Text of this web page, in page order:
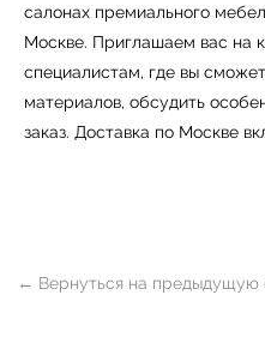
салонах премиального
Москве. Приглашаем вас на
специалистам, где вы
материалов, обсудить
заказ. Доставка по Москве